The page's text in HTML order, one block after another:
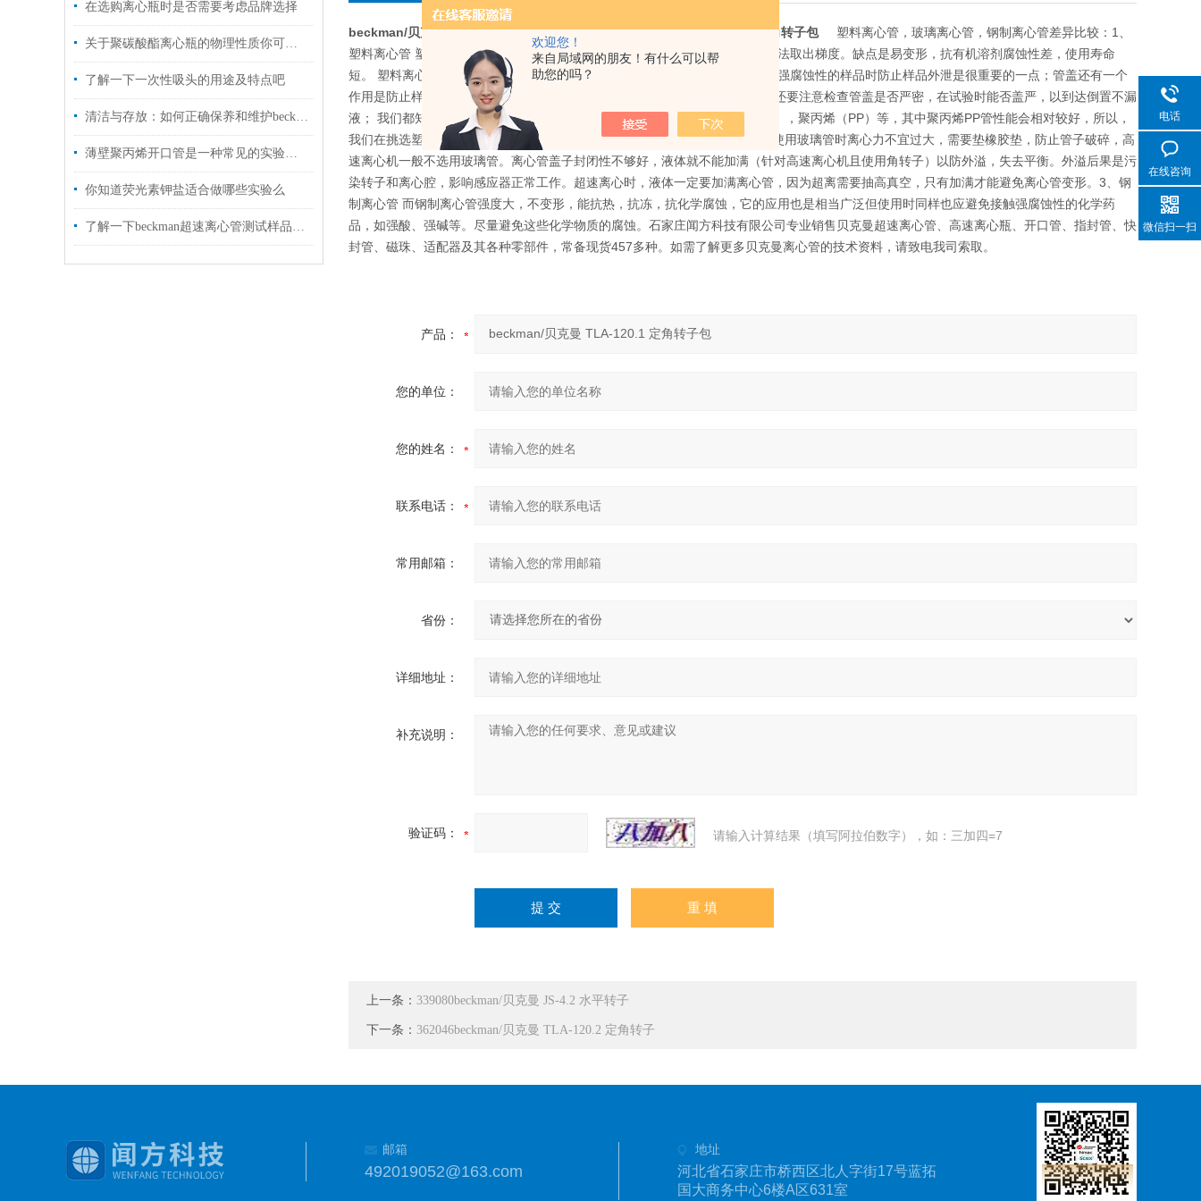
欢迎您！
来自局域网的朋友！有什么可以帮
助您的吗？
在选购离心瓶时是否需要考虑品牌选择
关于聚碳酸酯离心瓶的物理性质你可了解么
了解一下一次性吸头的用途及特点吧
清洁与存放：如何正确保养和维护beckman355607离心瓶？
薄壁聚丙烯开口管是一种常见的实验室用具
你知道荧光素钾盐适合做哪些实验么
了解一下beckman超速离心管测试样品与试验过程
beckman/贝克曼 TLA-120.1 定角转子包 beckman/贝克曼 TLA-120.1 定角转子包塑料离心管，玻璃离心管，钢制离心管差异比较：1、
塑料离心管 塑料离心管的优点是透明或者是半透明的，它的硬度小，可用穿刺法取出梯度。缺点是易变形，抗有机溶剂腐蚀性差，使用寿命
短。 塑料离心管都有管盖，它的作用是防止样品外泄，尤其是用于有放射性或强腐蚀性的样品时防止样品外泄是很重要的一点；管盖还有一个
作用是防止样品挥发以及支持离心管，防止离心管变形。在挑选这一点的时候还要注意检查管盖是否严密，在试验时能否盖严，以到达倒置不漏
液； 我们都知道在塑料离心管中，常用材料有聚乙烯（PE），聚碳酸酯（PC），聚丙烯（PP）等，其中聚丙烯PP管性能会相对较好，所以，
我们在挑选塑料离心管时尽可能的考虑聚丙烯的塑料离心管。2、玻璃离心管 使用玻璃管时离心力不宜过大，需要垫橡胶垫，防止管子破碎，高
速离心机一般不选用玻璃管。离心管盖子封闭性不够好，液体就不能加满（针对高速离心机且使用角转子）以防外溢，失去平衡。外溢后果是污
染转子和离心腔，影响感应器正常工作。超速离心时，液体一定要加满离心管，因为超离需要抽高真空，只有加满才能避免离心管变形。3、钢
制离心管 而钢制离心管强度大，不变形，能抗热，抗冻，抗化学腐蚀，它的应用也是相当广泛但使用时同样也应避免接触强腐蚀性的化学药
品，如强酸、强碱等。尽量避免这些化学物质的腐蚀。石家庄闻方科技有限公司专业销售贝克曼超速离心管、高速离心瓶、开口管、指封管、快
封管、磁珠、适配器及其各种零部件，常备现货457多种。如需了解更多贝克曼离心管的技术资料，请致电我司索取。
产品：
您的单位：
您的姓名：
联系电话：
常用邮箱：
省份：
详细地址：
补充说明：
验证码： 请输入计算结果（填写阿拉伯数字），如：三加四=7
上一条： 339080beckman/贝克曼 JS-4.2 水平转子
下一条： 362046beckman/贝克曼 TLA-120.2 定角转子
邮箱
492019052@163.com
地址
河北省石家庄市桥西区北人字街17号蓝拓
国大商务中心6楼A区631室
电话
在线咨询
微信扫一扫